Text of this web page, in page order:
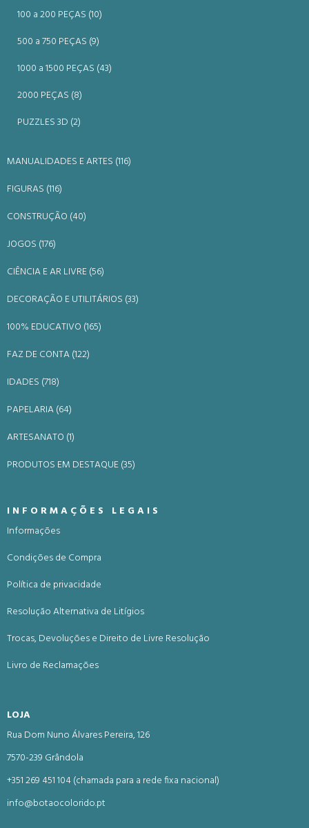
100 a 200 PEÇAS (10)
500 a 750 PEÇAS (9)
1000 a 1500 PEÇAS (43)
2000 PEÇAS (8)
PUZZLES 3D (2)
MANUALIDADES E ARTES (116)
FIGURAS (116)
CONSTRUÇÃO (40)
JOGOS (176)
CIÊNCIA E AR LIVRE (56)
DECORAÇÃO E UTILITÁRIOS (33)
100% EDUCATIVO (165)
FAZ DE CONTA (122)
IDADES (718)
PAPELARIA (64)
ARTESANATO (1)
PRODUTOS EM DESTAQUE (35)
INFORMAÇÕES LEGAIS
Informações
Condições de Compra
Política de privacidade
Resolução Alternativa de Litígios
Trocas, Devoluções e Direito de Livre Resolução
Livro de Reclamações
LOJA
Rua Dom Nuno Álvares Pereira, 126
7570-239 Grândola
+351 269 451 104 (chamada para a rede fixa nacional)
info@botaocolorido.pt